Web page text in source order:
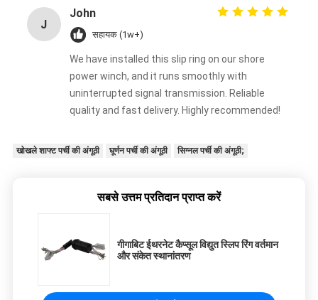
J
John
सहायक (1w+)
We have installed this slip ring on our shore
power winch, and it runs smoothly with
uninterrupted signal transmission. Reliable
quality and fast delivery. Highly recommended!
खोखले शाफ्ट पर्ची की अंगूठी घूर्णन पर्ची की अंगूठी सिग्नल पर्ची की अंगूठी;
सबसे उत्तम प्रतिदान प्राप्त करें
गीगाबिट ईथरनेट कैप्सूल विद्युत स्लिप रिंग वर्तमान
और संकेत स्थानांतरण